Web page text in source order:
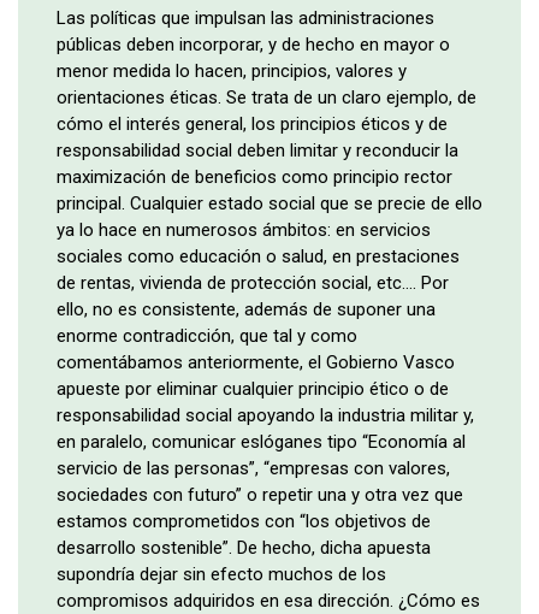
Las políticas que impulsan las administraciones
públicas deben incorporar, y de hecho en mayor o
menor medida lo hacen, principios, valores y
orientaciones éticas. Se trata de un claro ejemplo, de
cómo el interés general, los principios éticos y de
responsabilidad social deben limitar y reconducir la
maximización de beneficios como principio rector
principal. Cualquier estado social que se precie de ello
ya lo hace en numerosos ámbitos: en servicios
sociales como educación o salud, en prestaciones
de rentas, vivienda de protección social, etc…. Por
ello, no es consistente, además de suponer una
enorme contradicción, que tal y como
comentábamos anteriormente, el Gobierno Vasco
apueste por eliminar cualquier principio ético o de
responsabilidad social apoyando la industria militar y,
en paralelo, comunicar eslóganes tipo “Economía al
servicio de las personas”, “empresas con valores,
sociedades con futuro” o repetir una y otra vez que
estamos comprometidos con “los objetivos de
desarrollo sostenible”. De hecho, dicha apuesta
supondría dejar sin efecto muchos de los
compromisos adquiridos en esa dirección. ¿Cómo es